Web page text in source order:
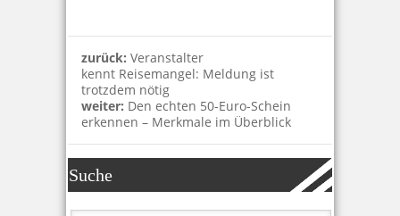
zurück: Veranstalter
kennt Reisemangel: Meldung ist
trotzdem nötig
weiter: Den echten 50-Euro-Schein
erkennen – Merkmale im Überblick
Suche